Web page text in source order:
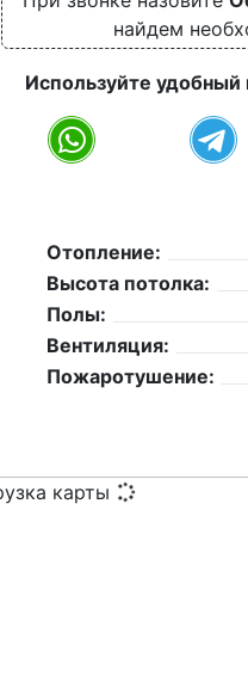
найдем
Используйте
Отопление:
Высота потолка:
Полы:
Вентиляция:
Пожаротушение:
карты